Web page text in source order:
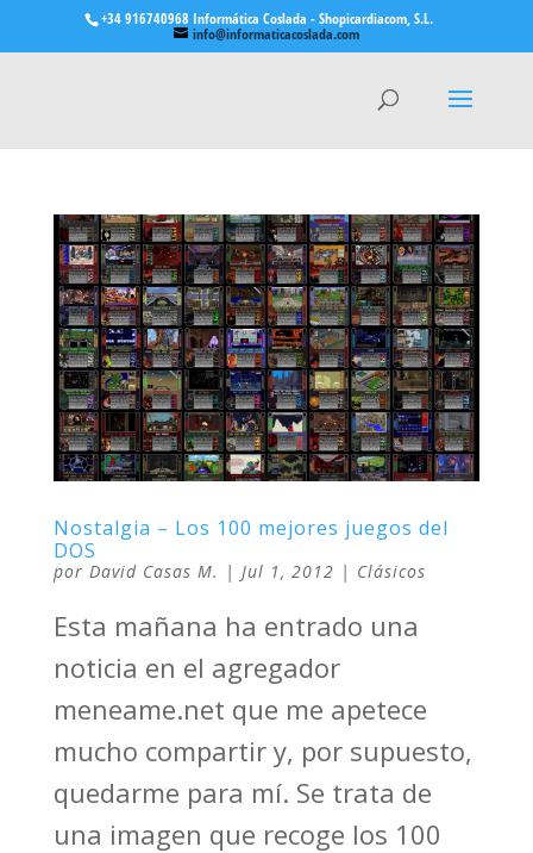
+34 916740968 Informática Coslada - Shopicardiacom, S.L.
info@informaticacoslada.com
Nostalgia – Los 100 mejores juegos del
DOS
por David Casas M. | Jul 1, 2012 | Clásicos
Esta mañana ha entrado una
noticia en el agregador
meneame.net que me apetece
mucho compartir y, por supuesto,
quedarme para mí. Se trata de
una imagen que recoge los 100